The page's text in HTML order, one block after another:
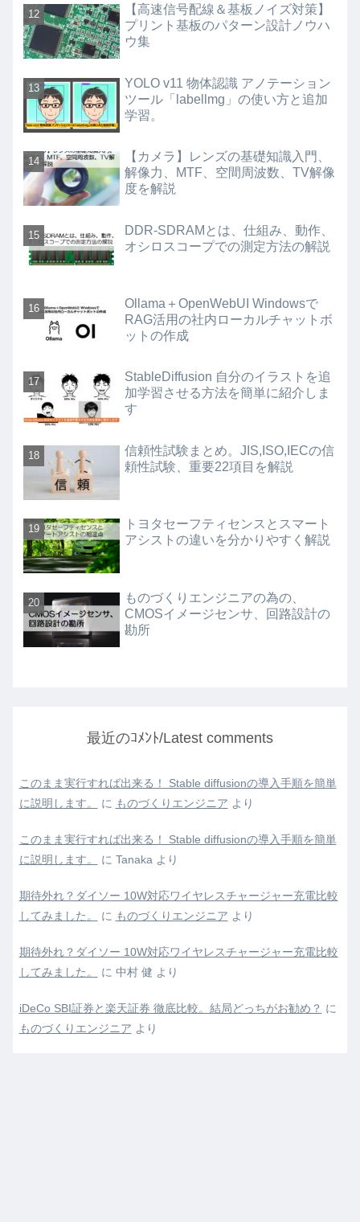
【高速信号配線＆基板ノイズ対策】
プリント基板のパターン設計ノウハ
ウ集
YOLO v11 物体認識 アノテーション
ツール「labellmg」の使い方と追加
学習。
【カメラ】レンズの基礎知識入門、
解像力、MTF、空間周波数、TV解像
度を解説
DDR-SDRAMとは、仕組み、動作、
オシロスコープでの測定方法の解説
Ollama＋OpenWebUI Windowsで
RAG活用の社内ローカルチャットボ
ットの作成
StableDiffusion 自分のイラストを追
加学習させる方法を簡単に紹介しま
す
信頼性試験まとめ。JIS,ISO,IECの信
頼性試験、重要22項目を解説
トヨタセーフティセンスとスマート
アシストの違いを分かりやすく解説
ものづくりエンジニアの為の、
CMOSイメージセンサ、回路設計の
勘所
最近のｺﾒﾝﾄ/Latest comments
このまま実行すれば出来る！ Stable diffusionの導入手順を簡単
に説明します。
に ものづくりエンジニア より
このまま実行すれば出来る！ Stable diffusionの導入手順を簡単
に説明します。
に Tanaka より
期待外れ？ダイソー 10W対応ワイヤレスチャージャー充電比較
してみました。
に ものづくりエンジニア より
期待外れ？ダイソー 10W対応ワイヤレスチャージャー充電比較
してみました。
に 中村 健 より
iDeCo SBI証券と楽天証券 徹底比較。結局どっちがお勧め？ に
ものづくりエンジニア より